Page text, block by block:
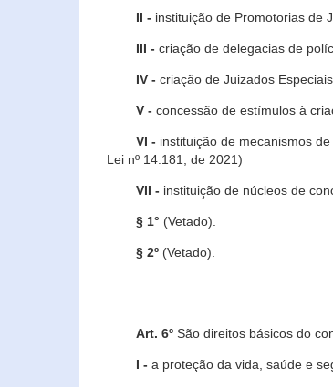
II - instituição de Promotorias de
III - criação de delegacias de
IV - criação de Juizados
V - concessão de estímulos à
VI - instituição de mecanismos
Lei nº 14.181, de 2021)
VII - instituição de núcleos de
§ 1° (Vetado).
§ 2º (Vetado).
Art. 6º São direitos básicos do
I - a proteção da vida, saúde e